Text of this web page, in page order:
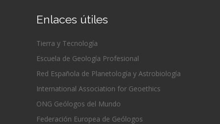
Enlaces útiles
Tierra y Tecnología
Escuela de Geología Profesional
Red Española de Planetología y Astrobiología
International Association for Geoethics
ONG Geólogos del Mundo
Federación Europea de Geólogos